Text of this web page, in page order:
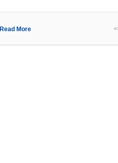
Read More